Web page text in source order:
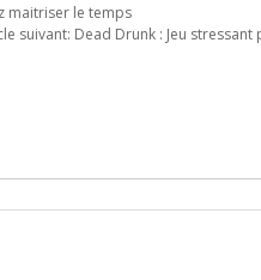
maitriser le temps
suivant: Dead Drunk : Jeu